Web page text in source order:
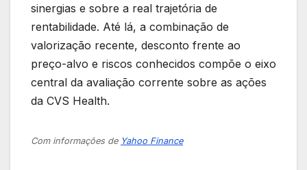
sinergias e sobre a real trajetória de
rentabilidade. Até lá, a combinação de
valorização recente, desconto frente ao
preço-alvo e riscos conhecidos compõe o eixo
central da avaliação corrente sobre as ações
da CVS Health.
Com informações de Yahoo Finance